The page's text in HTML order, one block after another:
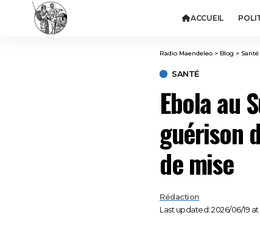
ACCUEIL
Radio Maendeleo > Blog > Santé
SANTÉ
Ebola au
guérison
de mise
Last updated: 2026/06/19 at
Rédaction